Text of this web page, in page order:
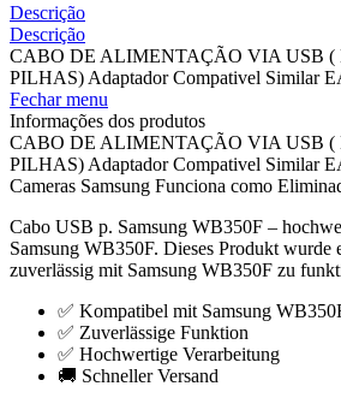
Descrição
Descrição
CABO DE ALIMENTAÇÃO VIA USB
PILHAS) Adaptador Compativel Similar
Fechar menu
Informações dos produtos
CABO DE ALIMENTAÇÃO VIA USB
PILHAS) Adaptador Compativel Similar
Cameras Samsung Funciona como
Cabo USB p. Samsung WB350F –
Samsung WB350F. Dieses Produkt wurde
zuverlässig mit Samsung WB350F zu
✅ Kompatibel mit Samsung
✅ Zuverlässige Funktion
✅ Hochwertige Verarbeitung
🚚 Schneller Versand